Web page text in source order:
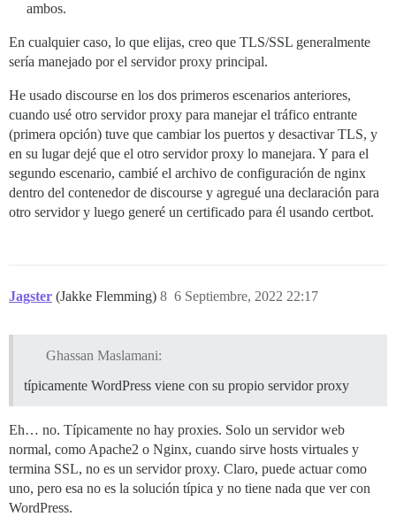
ambos.
En cualquier caso, lo que elijas, creo que TLS/SSL generalmente
sería manejado por el servidor proxy principal.
He usado discourse en los dos primeros escenarios anteriores,
cuando usé otro servidor proxy para manejar el tráfico entrante
(primera opción) tuve que cambiar los puertos y desactivar TLS, y
en su lugar dejé que el otro servidor proxy lo manejara. Y para el
segundo escenario, cambié el archivo de configuración de nginx
dentro del contenedor de discourse y agregué una declaración para
otro servidor y luego generé un certificado para él usando certbot.
Jagster (Jakke Flemming) 6 Septiembre, 2022 22:17
8
Ghassan Maslamani:
típicamente WordPress viene con su propio servidor proxy
Eh… no. Típicamente no hay proxies. Solo un servidor web
normal, como Apache2 o Nginx, cuando sirve hosts virtuales y
termina SSL, no es un servidor proxy. Claro, puede actuar como
uno, pero esa no es la solución típica y no tiene nada que ver con
WordPress.